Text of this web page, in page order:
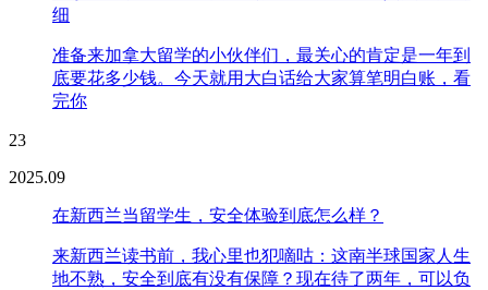
细
准备来加拿大留学的小伙伴们，最关心的肯定是一年到
底要花多少钱。今天就用大白话给大家算笔明白账，看
完你
23
2025.09
在新西兰当留学生，安全体验到底怎么样？
来新西兰读书前，我心里也犯嘀咕：这南半球国家人生
地不熟，安全到底有没有保障？现在待了两年，可以负